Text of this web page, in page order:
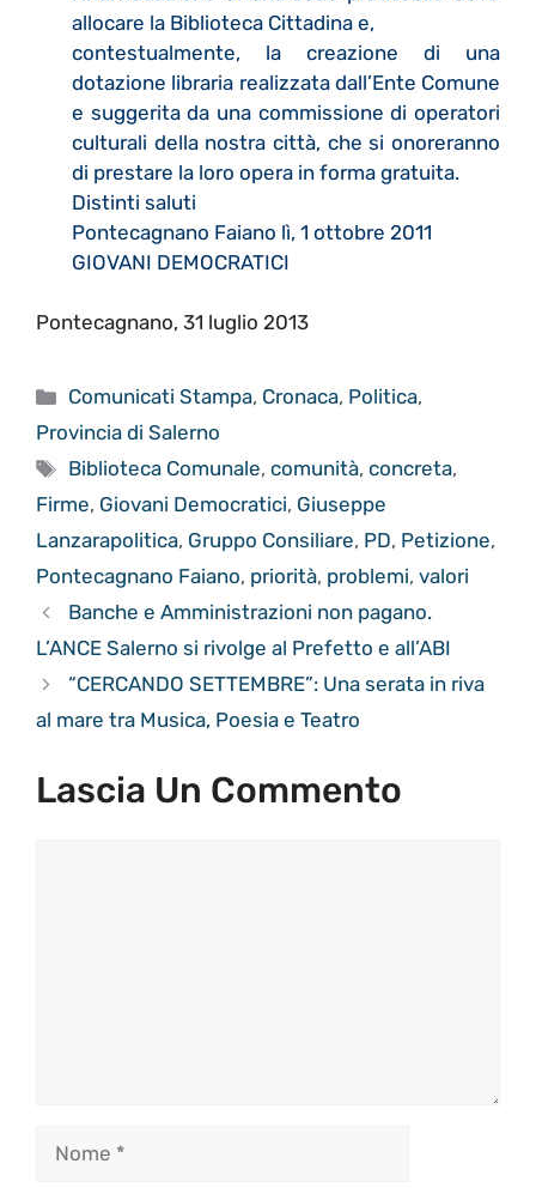
allocare la Biblioteca Cittadina e,
contestualmente, la creazione di una
dotazione libraria realizzata dall’Ente Comune
e suggerita da una commissione di operatori
culturali della nostra città, che si onoreranno
di prestare la loro opera in forma gratuita.
Distinti saluti
Pontecagnano Faiano lì, 1 ottobre 2011
GIOVANI DEMOCRATICI
Pontecagnano, 31 luglio 2013
Categorie
Comunicati Stampa, Cronaca, Politica,
Provincia di Salerno
Tag
Biblioteca Comunale,comunità,concreta,
Firme, Giovani Democratici, Giuseppe
Lanzarapolitica, Gruppo Consiliare, PD, Petizione,
Pontecagnano Faiano, priorità, problemi, valori
Banche e Amministrazioni non pagano.
L’ANCE Salerno si rivolge al Prefetto e all’ABI
“CERCANDO SETTEMBRE”: Una serata in riva
al mare tra Musica, Poesia e Teatro
Lascia Un Commento